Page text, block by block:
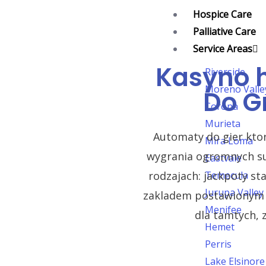
Hospice Care
Palliative Care
Service Areas
Riverside
Moreno
Corona
Murieta
Mira Loma
Eastvale
Temecula
Jurupa Valley
Menifee
Hemet
Perris
Lake Elsinore
Kasyno
Do
Automaty do gier
wygrania ogromnych
rodzajach: jackpoty
zakladem
dla tamtych,